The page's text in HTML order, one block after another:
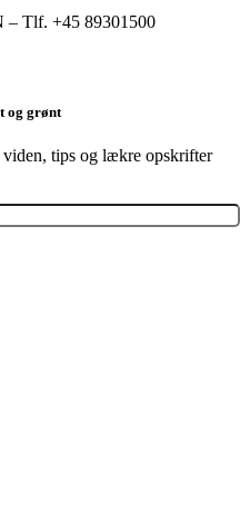
– Tlf. +45 89301500
og grønt
tips og lækre opskrifter